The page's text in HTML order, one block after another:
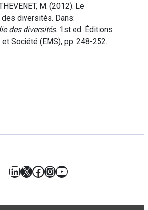
M. (2012). Le
des diversités. Dans:
des diversités. 1st ed. Éditions
et Société (EMS), pp. 248-252.
LinkedIn
X Facebook
Instagram
YouTube